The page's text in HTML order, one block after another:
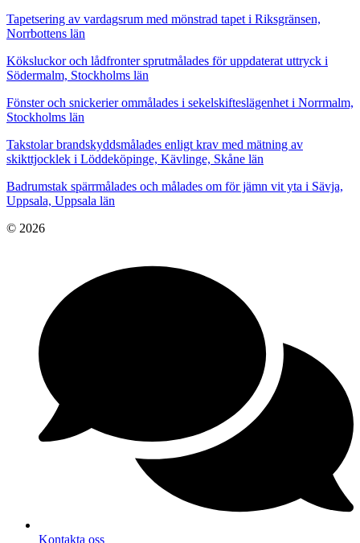
Tapetsering av vardagsrum med mönstrad tapet i Riksgränsen,
Norrbottens län
Köksluckor och lådfronter sprutmålades för uppdaterat uttryck i
Södermalm, Stockholms län
Fönster och snickerier ommålades i sekelskifteslägenhet i Norrmalm,
Stockholms län
Takstolar brandskyddsmålades enligt krav med mätning av
skikttjocklek i Löddeköpinge, Kävlinge, Skåne län
Badrumstak spärrmålades och målades om för jämn vit yta i Sävja,
Uppsala, Uppsala län
© 2026
Kontakta oss